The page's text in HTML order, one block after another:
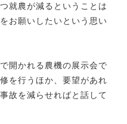
就農が減るということは
お願いしたいという思い
開かれる農機の展示会で
を行うほか、要望があれ
故を減らせればと話して